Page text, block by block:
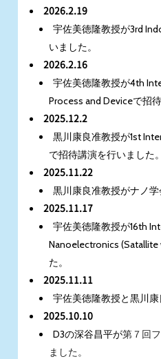
2026.2.19
宇佐美徳隆教授が3rd
いました。
2026.2.16
宇佐美徳隆教授が4th
Process and Deviceで招
2025.12.2
黒川康良准教授が1st
で招待講演を行いました。
2025.11.22
黒川康良准教授がナノ
2025.11.17
宇佐美徳隆教授が16th
Nanoelectronics
た。
2025.11.11
宇佐美徳隆教授と黒川康
2025.10.10
D3の深谷昌平が第７回
ました。